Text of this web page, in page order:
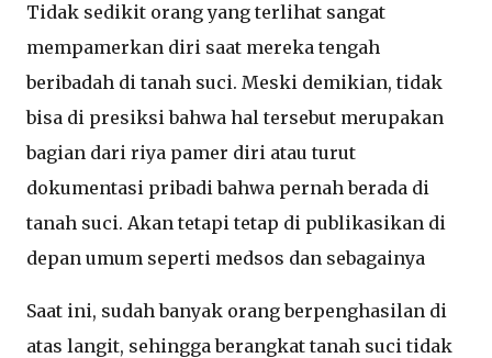
Tidak sedikit orang yang terlihat sangat
mempamerkan diri saat mereka tengah
beribadah di tanah suci. Meski demikian, tidak
bisa di presiksi bahwa hal tersebut merupakan
bagian dari riya pamer diri atau turut
dokumentasi pribadi bahwa pernah berada di
tanah suci. Akan tetapi tetap di publikasikan di
depan umum seperti medsos dan sebagainya
Saat ini, sudah banyak orang berpenghasilan di
atas langit, sehingga berangkat tanah suci tidak